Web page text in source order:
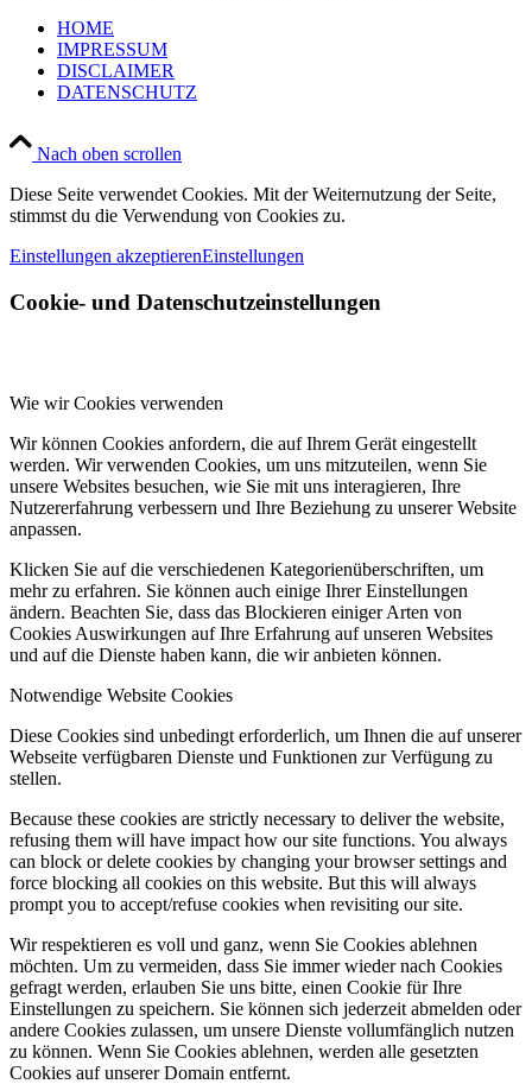
HOME
IMPRESSUM
DISCLAIMER
DATENSCHUTZ
Nach oben scrollen
Diese Seite verwendet Cookies. Mit der Weiternutzung der Seite,
stimmst du die Verwendung von Cookies zu.
Einstellungen akzeptierenEinstellungen
Cookie- und Datenschutzeinstellungen
Wie wir Cookies verwenden
Wir können Cookies anfordern, die auf Ihrem Gerät eingestellt
werden. Wir verwenden Cookies, um uns mitzuteilen, wenn Sie
unsere Websites besuchen, wie Sie mit uns interagieren, Ihre
Nutzererfahrung verbessern und Ihre Beziehung zu unserer Website
anpassen.
Klicken Sie auf die verschiedenen Kategorienüberschriften, um
mehr zu erfahren. Sie können auch einige Ihrer Einstellungen
ändern. Beachten Sie, dass das Blockieren einiger Arten von
Cookies Auswirkungen auf Ihre Erfahrung auf unseren Websites
und auf die Dienste haben kann, die wir anbieten können.
Notwendige Website Cookies
Diese Cookies sind unbedingt erforderlich, um Ihnen die auf unserer
Webseite verfügbaren Dienste und Funktionen zur Verfügung zu
stellen.
Because these cookies are strictly necessary to deliver the website,
refusing them will have impact how our site functions. You always
can block or delete cookies by changing your browser settings and
force blocking all cookies on this website. But this will always
prompt you to accept/refuse cookies when revisiting our site.
Wir respektieren es voll und ganz, wenn Sie Cookies ablehnen
möchten. Um zu vermeiden, dass Sie immer wieder nach Cookies
gefragt werden, erlauben Sie uns bitte, einen Cookie für Ihre
Einstellungen zu speichern. Sie können sich jederzeit abmelden oder
andere Cookies zulassen, um unsere Dienste vollumfänglich nutzen
zu können. Wenn Sie Cookies ablehnen, werden alle gesetzten
Cookies auf unserer Domain entfernt.